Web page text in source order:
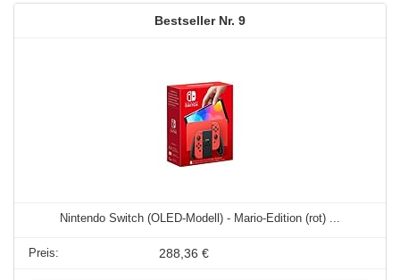
9
Nintendo Switch (OLED-Modell) - Mario-Edition (rot) ...
288,36 €